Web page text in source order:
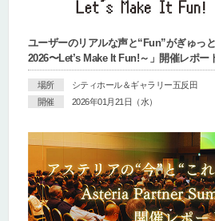
ユーザーのリアルな声と“Fun”がぎゅっ
2026〜Let’s Make It Fun!～」開催レポー
場所
シティホール＆ギャラリー五反田
開催
2026年01月21日（水）